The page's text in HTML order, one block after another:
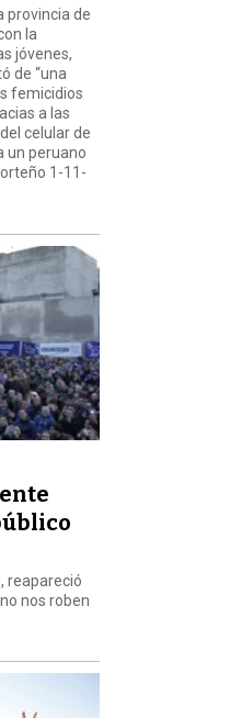
provincia de
la
jóvenes,
de “una
femicidios
a las
celular de
un peruano
1-11-
reapareció
nos roben